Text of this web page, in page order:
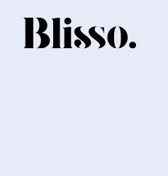
Startseite